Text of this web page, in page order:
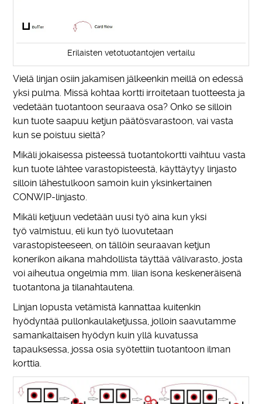
Erilaisten vetotuotantojen vertailu
Vielä linjan osiin jakamisen jälkeenkin meillä on edessä
yksi pulma. Missä kohtaa kortti irroitetaan tuotteesta ja
vedetään tuotantoon seuraava osa? Onko se silloin
kun tuote saapuu ketjun päätösvarastoon, vai vasta
kun se poistuu sieltä?
Mikäli jokaisessa pisteessä tuotantokortti vaihtuu vasta
kun tuote lähtee varastopisteestä, käyttäytyy linjasto
silloin lähestulkoon samoin kuin yksinkertainen
CONWIP-linjasto.
Mikäli ketjuun vedetään uusi työ aina kun yksi
työ valmistuu, eli kun työ luovutetaan
varastopisteeseen, on tällöin seuraavan ketjun
konerikon aikana mahdollista täyttää välivarasto, josta
voi aiheutua ongelmia mm. liian isona keskeneräisenä
tuotantona ja tilanahtautena.
Linjan lopusta vetämistä kannattaa kuitenkin
hyödyntää pullonkaulaketjussa, jolloin saavutamme
samankaltaisen hyödyn kuin yllä kuvatussa
tapauksessa, jossa osia syötettiin tuotantoon ilman
korttia.